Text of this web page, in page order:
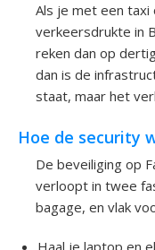
Als je met een taxi
verkeersdrukte in
reken dan op
dan is de
staat, maar het
Hoe de security
De beveiliging op
verloopt in twee
bagage, en vlak